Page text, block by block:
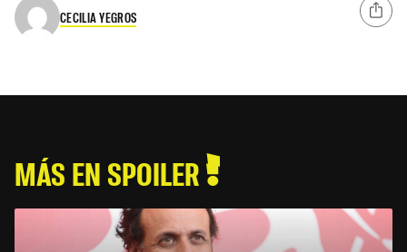
CECILIA YEGROS
MÁS EN SPOILER